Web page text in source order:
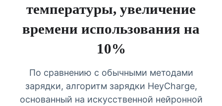
температуры, увеличение
времени использования на
10%
По сравнению с обычными методами
зарядки, алгоритм зарядки HeyCharge,
основанный на искусственной нейронной